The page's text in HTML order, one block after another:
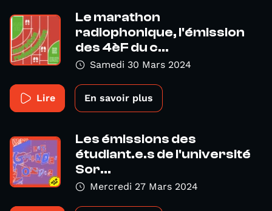
Le marathon
radiophonique, l'émission
des 4èF du c...
Samedi 30 Mars 2024
Lire En savoir plus
Les émissions des
étudiant.e.s de l'université
Sor...
Mercredi 27 Mars 2024